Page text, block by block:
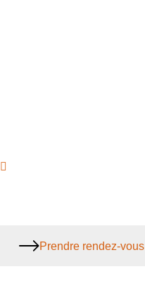
Prendre rendez-vous